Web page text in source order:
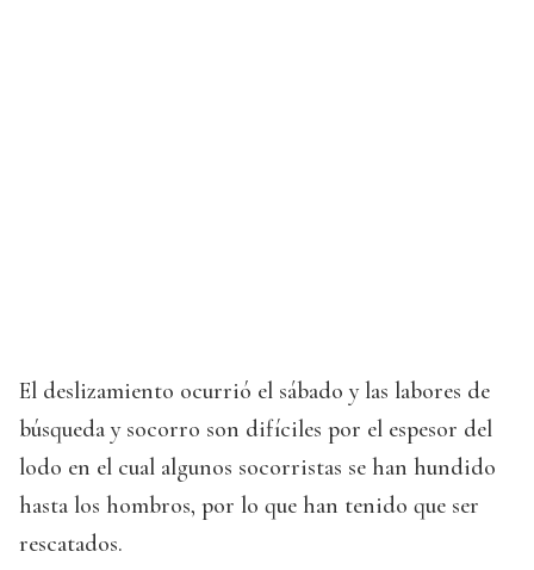
El deslizamiento ocurrió el sábado y las labores de
búsqueda y socorro son difíciles por el espesor del
lodo en el cual algunos socorristas se han hundido
hasta los hombros, por lo que han tenido que ser
rescatados.